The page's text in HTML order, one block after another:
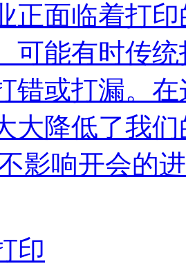
正面临着打
可能有时传
错或打漏。
大降低了我
影响开会的
印